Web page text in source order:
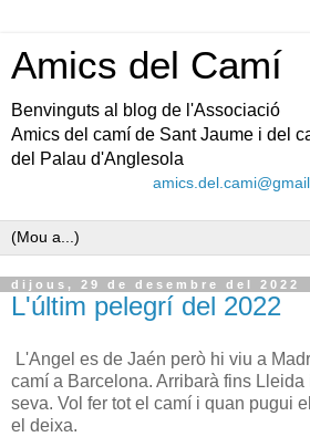
Amics del Camí
Benvinguts al blog de l'Associació
Amics del camí de Sant Jaume i del
del Palau d'Anglesola
dijous, 29 de desembre del 2022
L'últim pelegrí del 2022
L'Angel es de Jaén però hi viu a
camí a Barcelona. Arribarà fins Lleida
seva. Vol fer tot el camí i quan pugui
el deixa.